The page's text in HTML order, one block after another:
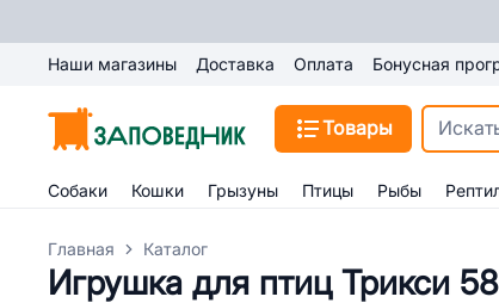
Наши магазины Доставка Оплата Бонусная
Товары
Собаки Кошки Грызуны Птицы Рыбы
Главная Каталог
Игрушка для птиц Трикси